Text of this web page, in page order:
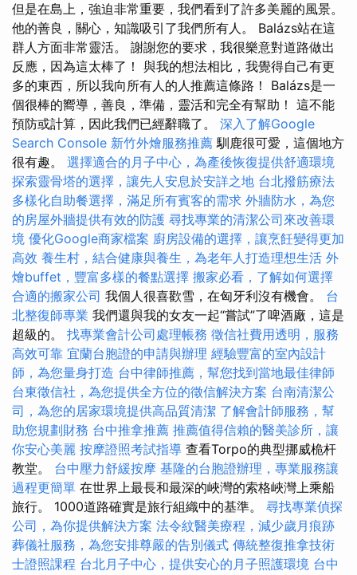
但是在島上，強迫非常重要，我們看到了許多美麗的風景。
他的善良，關心，知識吸引了我們所有人。 Balázs站在這
群人方面非常靈活。 謝謝您的要求，我很樂意對道路做出
反應，因為這太棒了！ 與我的想法相比，我覺得自己有更
多的東西，所以我向所有人的人推薦這條路！ Balázs是一
個很棒的嚮導，善良，準備，靈活和完全有幫助！ 這不能
預防或計算，因此我們已經辭職了。 深入了解Google
Search Console 新竹外燴服務推薦馴鹿很可愛，這個地方
很有趣。 選擇適合的月子中心，為產後恢復提供舒適環境
探索靈骨塔的選擇，讓先人安息於安詳之地 台北撥筋療法
多樣化自助餐選擇，滿足所有賓客的需求 外牆防水，為您
的房屋外牆提供有效的防護 尋找專業的清潔公司來改善環
境 優化Google商家檔案 廚房設備的選擇，讓烹飪變得更加
高效 養生村，結合健康與養生，為老年人打造理想生活 外
燴buffet，豐富多樣的餐點選擇 搬家必看，了解如何選擇
合適的搬家公司 我個人很喜歡雪，在匈牙利沒有機會。 台
北整復師專業 我們還與我的女友一起“嘗試”了啤酒廠，這是
超級的。 找專業會計公司處理帳務 徵信社費用透明，服務
高效可靠 宜蘭台胞證的申請與辦理 經驗豐富的室內設計
師，為您量身打造 台中律師推薦，幫您找到當地最佳律師
台東徵信社，為您提供全方位的徵信解決方案 台南清潔公
司，為您的居家環境提供高品質清潔 了解會計師服務，幫
助您規劃財務 台中推拿推薦 推薦值得信賴的醫美診所，讓
你安心美麗 按摩證照考試指導 查看Torpo的典型挪威桅杆
教堂。 台中壓力舒緩按摩 基隆的台胞證辦理，專業服務讓
過程更簡單 在世界上最長和最深的峽灣的索格峽灣上乘船
旅行。 1000道路確實是旅行組織中的基準。 尋找專業偵探
公司，為你提供解決方案 法令紋醫美療程，減少歲月痕跡
葬儀社服務，為您安排尊嚴的告別儀式 傳統整復推拿技術
士證照課程 台北月子中心，提供安心的月子照護環境 台中